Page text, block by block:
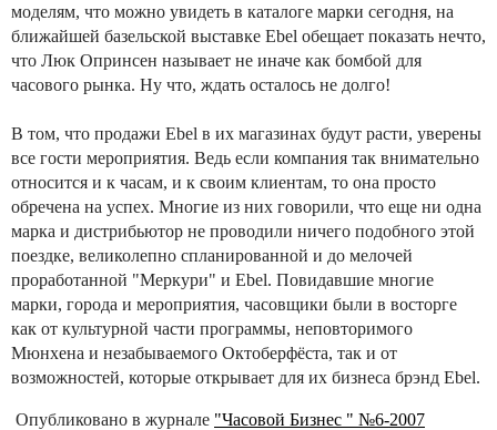
моделям, что можно увидеть в каталоге марки сегодня, на
ближайшей базельской выставке Ebel обещает показать нечто,
что Люк Опринсен называет не иначе как бомбой для
часового рынка. Ну что, ждать осталось не долго!
В том, что продажи Ebel в их магазинах будут расти, уверены
все гости мероприятия. Ведь если компания так внимательно
относится и к часам, и к своим клиентам, то она просто
обречена на успех. Многие из них говорили, что еще ни одна
марка и дистрибьютор не проводили ничего подобного этой
поездке, великолепно спланированной и до мелочей
проработанной "Меркури" и Ebel. Повидавшие многие
марки, города и мероприятия, часовщики были в восторге
как от культурной части программы, неповторимого
Мюнхена и незабываемого Октоберфёста, так и от
возможностей, которые открывает для их бизнеса брэнд Ebel.
Опубликовано в журнале "Часовой Бизнес " №6-2007